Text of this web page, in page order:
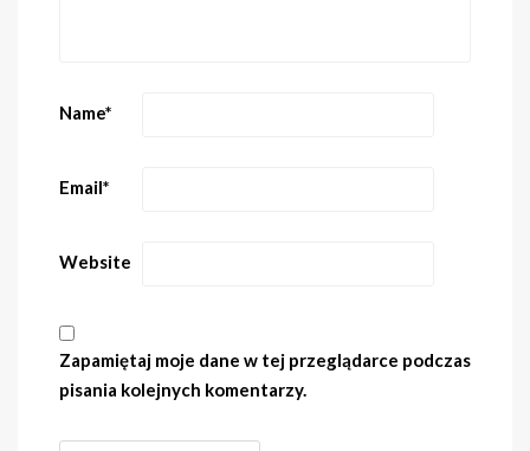
Name*
Email*
Website
Zapamiętaj moje dane w tej przeglądarce podczas
pisania kolejnych komentarzy.